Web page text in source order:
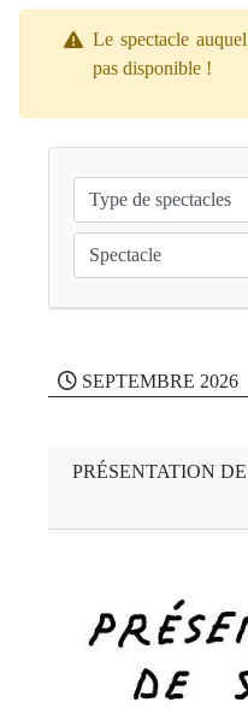
Le spectacle
pas disponible !
SEPTEMBRE 2026
PRÉSENTATION